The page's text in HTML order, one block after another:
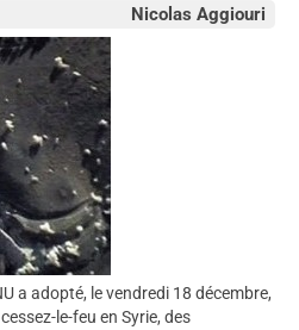
Nicolas Aggiouri
a adopté, le vendredi 18 décembre,
le-feu en Syrie, des